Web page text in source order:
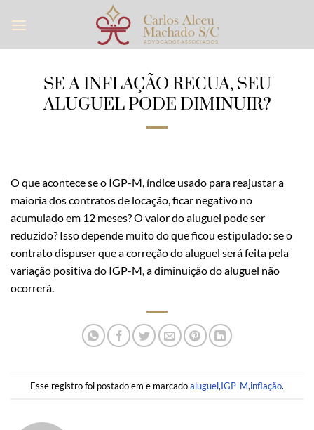
SE A INFLAÇÃO RECUA, SEU
ALUGUEL PODE DIMINUIR?
O que acontece se o IGP-M, índice usado para reajustar a
maioria dos contratos de locação, ficar negativo no
acumulado em 12 meses? O valor do aluguel pode ser
reduzido? Isso depende muito do que ficou estipulado: se o
contrato dispuser que a correção do aluguel será feita pela
variação positiva do IGP-M, a diminuição do aluguel não
ocorrerá.
Esse registro foi postado em e marcadoaluguel,IGP-M,inflação.